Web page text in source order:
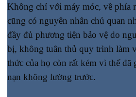
Không chỉ với máy móc, về phía
cũng có nguyên nhân chủ quan
đầy đủ phương tiện bảo vệ do
bị, không tuân thủ quy trình làm
thức của họ còn rất kém vì thế đã
nạn không lường trước.